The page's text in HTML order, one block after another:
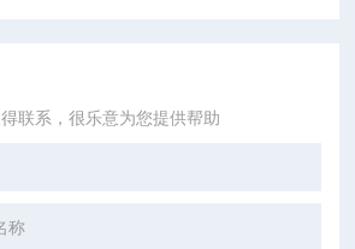
联系，很乐意为您提供帮助